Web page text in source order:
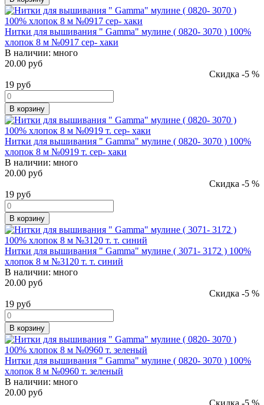
Нитки для вышивания " Gamma" мулине ( 0820- 3070 ) 100%
хлопок 8 м №0917 сер- хаки
В наличии: много
20.00 руб
Скидка -5 %
19 руб
В корзину
Нитки для вышивания " Gamma" мулине ( 0820- 3070 ) 100%
хлопок 8 м №0919 т. сер- хаки
В наличии: много
20.00 руб
Скидка -5 %
19 руб
В корзину
Нитки для вышивания " Gamma" мулине ( 3071- 3172 ) 100%
хлопок 8 м №3120 т. т. синий
В наличии: много
20.00 руб
Скидка -5 %
19 руб
В корзину
Нитки для вышивания " Gamma" мулине ( 0820- 3070 ) 100%
хлопок 8 м №0960 т. зеленый
В наличии: много
20.00 руб
Скидка -5 %